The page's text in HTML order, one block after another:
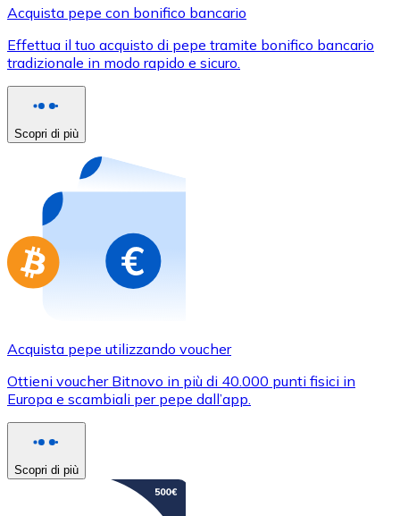
Usa le carte Visa e Mastercard per acquistare
Acquista con carta
Acquista gift card dei tuoi marchi preferiti con
Vai al negozio di carte regalo
Acquista pepe con bonifico bancario
Effettua il tuo acquisto di pepe tramite bonifico bancario
tradizionale in modo rapido e sicuro.
Scopri di più
Acquista pepe utilizzando voucher
Ottieni voucher Bitnovo in più di 40.000 punti fisici in
Europa e scambiali per pepe dall’app.
Scopri di più